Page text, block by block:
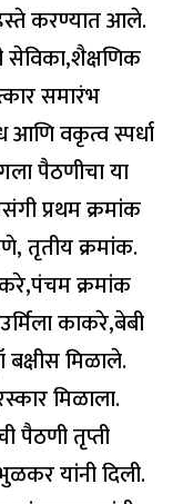
हस्ते करण्यात आले.
सेविका,शैक्षणिक
समारंभ
आणि वकृत्व स्पर्धा
पैठणीचा या
प्रथम क्रमांक
तृतीय क्रमांक.
क्रमांक
काकरे,बेबी
मिळाले.
मिळाला.
पैठणी तृप्ती
यांनी दिली.